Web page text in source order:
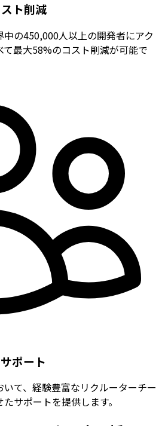
ト削減
の450,000人以上の開発者にアク
最大58%のコスト削減が可能で
ポート
て、経験豊富なリクルーターチー
サポートを提供します。